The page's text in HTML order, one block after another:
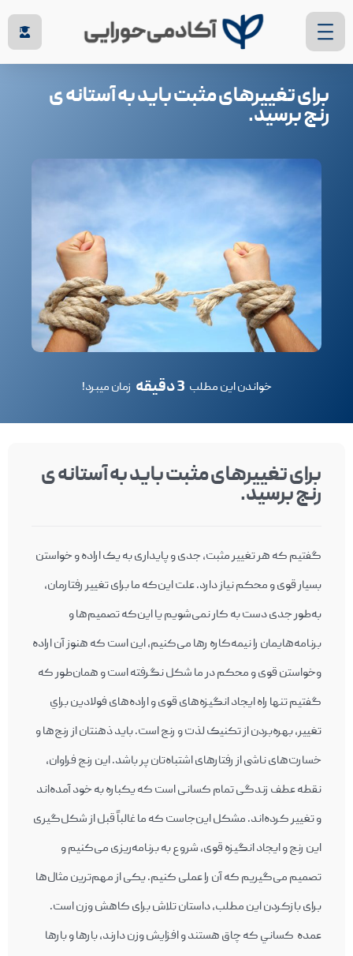
برای تغییرهای مثبت باید به آستانه ی
رنج برسید.
خواندن این مطلب 3 دقیقه زمان میبرد!
برای تغییرهای مثبت باید به آستانه ی
رنج برسید.
گفتيم که هر تغيير مثبت، جدی و پايداری به يک اراده و خواستن
بسيار قوی و محکم نياز دارد. علت اين‌که ما برای تغيير رفتارمان،
به‌طور جدی دست به کار نمی‌شويم يا اين‌که تصميم‌ها و
برنامه‌هايمان را نيمه‌کاره رها می‌کنيم، اين است که هنوز آن اراده
وخواستن قوی و محکم در ما شکل نگرفته است و همان‌طور که
گفتيم تنها راه ايجاد انگيزه‌های قوی و اراده‌های فولادين براي
تغيير، بهره‌بردن از تکنيک لذت و رنج است. بايد ذهنتان از رنج‌ها و
خسارت‌های ناشی از رفتارهای اشتباه‌تان پر باشد. اين رنج فراوان،
نقطه عطف زندگی تمام کسانی است که يکباره به خود آمده‌اند
و تغيير کرده‌اند. مشکل اين‌جاست که ما غالباً قبل از شکل‌گيری
اين رنج و ايجاد انگيزه قوی، شروع به برنامه‌ريزی می‌کنيم و
تصميم می‌گيريم که آن را عملی کنيم. يکی از مهم‌ترين مثال‌ها
برای بازکردن اين مطلب، داستان تلاش برای کاهش وزن است.
عمده کساني که چاق هستند و افزايش وزن دارند، بارها و بارها